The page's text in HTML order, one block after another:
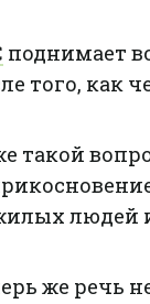
поднимает
того, как
такой
людей
же речь